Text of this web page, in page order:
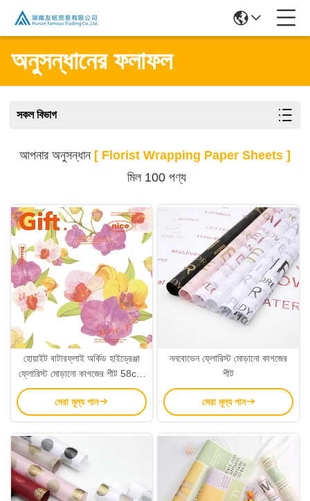
অনুসন্ধানের ফলাফল
সকল বিভাগ
আপনার অনুসন্ধান [ Florist Wrapping Paper Sheets ]
মিল 100 পণ্য
হোয়াইট বাটারফ্লাই অর্কিড হাইড্রেঞ্জা
ফ্লোরিস্ট মোড়ানো কাগজের শীট 58cm
X 58cm
সেরা মূল্য পান
ননবোভেন ফ্লোরিস্ট মোড়ানো কাগজের
শীট
সেরা মূল্য পান